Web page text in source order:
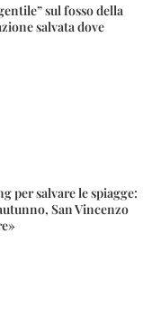
sul fosso della
salvata dove
per salvare le spiagge:
San Vincenzo